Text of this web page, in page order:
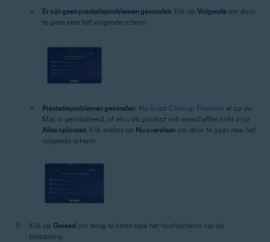
Er zijn geen prestatieproblemen gevonden: klik op Volgende om door
te gaan naar het volgende scherm.
Prestatieproblemen gevonden: Als Avast Cleanup Premium al op uw
Mac is geïnstalleerd, of als u dit product wilt aanschaffen, klikt u op
Alles oplossen. Klik anders op Nu overslaan om door te gaan naar het
volgende scherm.
Klik op Gereed om terug te keren naar het hoofdscherm van de
toepassing.